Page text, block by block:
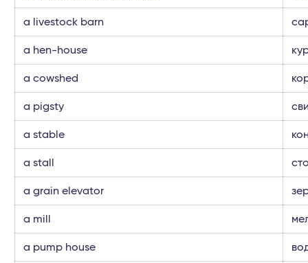
a livestock barn
a hen-house
a cowshed
a pigsty
a stable
a stall
a grain elevator
a mill
a pump house